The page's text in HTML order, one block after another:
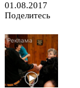
01.08.2017
Поделитесь